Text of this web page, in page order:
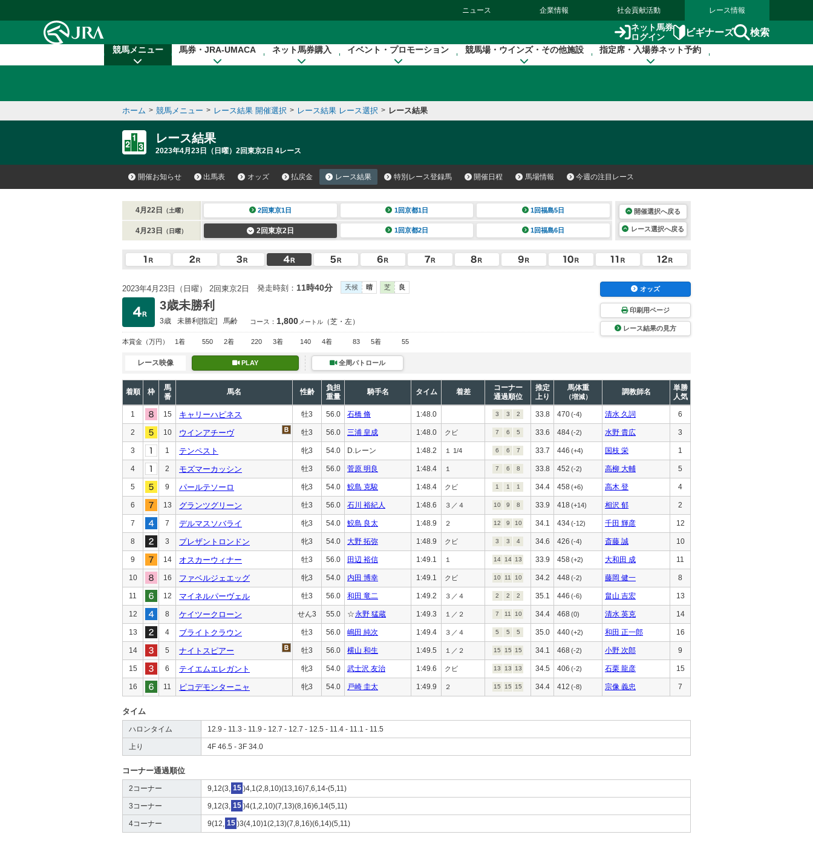
ニュース 企業情報 社会貢献活動 レース情報
ネット馬券
ログイン
ビギナーズ 検索
競馬メニュー 馬券・JRA-UMACA ネット馬券購入 イベント・プロモーション 競馬場・ウインズ・その他施設 指定席・入場券ネット予約
ホーム > 競馬メニュー > レース結果 開催選択 > レース結果 レース選択 > レース結果
レース結果
2023年4月23日（日曜）2回東京2日 4レース
開催お知らせ 出馬表 オッズ 払戻金 レース結果 特別レース登録馬 開催日程 馬場情報 今週の注目レース
4月22日 （土曜） 2回東京1日 1回京都1日 1回福島5日
4月23日 （日曜） 2回東京2日 1回京都2日 1回福島6日
開催選択へ戻る
レース選択へ戻る
2023年4月23日（日曜） 2回東京2日 発走時刻： 11時40分 天候 晴 芝 良
3歳未勝利
3歳 未勝利[指定] 馬齢 コース： 1,800 メートル （芝・左）
本賞金 （万円） 1着 550 2着 220 3着 140 4着 83 5着 55
オッズ
印刷用ページ
レース結果の見方
レース映像 PLAY 全周パトロール
着順 枠
馬
番
馬名 性齢
負担
重量
騎手名 タイム 着差
コーナー
通過順位
推定
上り
馬体重
（増減）
調教師名
単勝
人気
1 15 キャリーハピネス 牡3 56.0 石橋 脩 1:48.0 3 3 2 33.8 470(-4) 清水 久詞 6
2 10 ウインアチーヴ 牡3 56.0 三浦 皇成 1:48.0 クビ 7 6 5 33.6 484(-2) 水野 貴広 3
3 1 テンペスト 牝3 54.0 D.レーン 1:48.2 １ 1/4 6 6 7 33.7 446 (+4) 国枝 栄 1
4 2 モズマーカッシン 牡3 56.0 菅原 明良 1:48.4 １ 7 6 8 33.8 452 (-2) 高柳 大輔 5
5 9 パールテソーロ 牝3 54.0 鮫島 克駿 1:48.4 クビ 1 1 1 34.4 458(+6) 高木 登 4
6 13 グランツグリーン 牡3 56.0 石川 裕紀人 1:48.6 ３／４ 10 9 8 33.9 418 (+14) 相沢 郁 2
7 7 デルマスソバライ 牝3 54.0 鮫島 良太 1:48.9 ２ 12 9 10 34.1 434(-12) 千田 輝彦 12
8 3 プレザントロンドン 牝3 54.0 大野 拓弥 1:48.9 クビ 3 3 4 34.6 426 (-4) 斎藤 誠 10
9 14 オスカーウィナー 牡3 56.0 田辺 裕信 1:49.1 １ 14 14 13 33.9 458(+2) 大和田 成 11
10 16 ファベルジェエッグ 牝3 54.0 内田 博幸 1:49.1 クビ 10 11 10 34.2 448 (-2) 藤岡 健一 8
11 12 マイネルパーヴェル 牡3 56.0 和田 竜二 1:49.2 ３／４ 2 2 2 35.1 446 (-6) 畠山 吉宏 13
12 8 ケイツークローン せん3 55.0 ☆永野 猛蔵 1:49.3 １／２ 7 11 10 34.4 468 (0) 清水 英克 14
13 4 ブライトクラウン 牡3 56.0 嶋田 純次 1:49.4 ３／４ 5 5 5 35.0 440(+2) 和田 正一郎 16
14 5 ナイトスピアー 牡3 56.0 横山 和生 1:49.5 １／２ 15 15 15 34.1 468 (-2) 小野 次郎 9
15 6 テイエムエレガント 牝3 54.0 武士沢 友治 1:49.6 クビ 13 13 13 34.5 406 (-2) 石栗 龍彦 15
16 11 ピコデモンターニャ 牝3 54.0 戸崎 圭太 1:49.9 ２ 15 15 15 34.4 412 (-8) 宗像 義忠 7
タイム
ハロンタイム 12.9 - 11.3 - 11.9 - 12.7 - 12.7 - 12.5 - 11.4 - 11.1 - 11.5
上り 4F 46.5 - 3F 34.0
コーナー通過順位
2コーナー 9,12(3, 15 )4,1(2,8,10)(13,16)7,6,14-(5,11)
3コーナー 9,12(3, 15 )4(1,2,10)(7,13)(8,16)6,14(5,11)
4コーナー 9(12, 15 )3(4,10)1(2,13)(7,8,16)(6,14)(5,11)